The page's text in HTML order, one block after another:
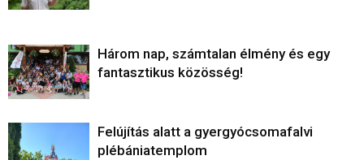
Három nap, számtalan élmény és egy
fantasztikus közösség!
Felújítás alatt a gyergyócsomafalvi
plébániatemplom